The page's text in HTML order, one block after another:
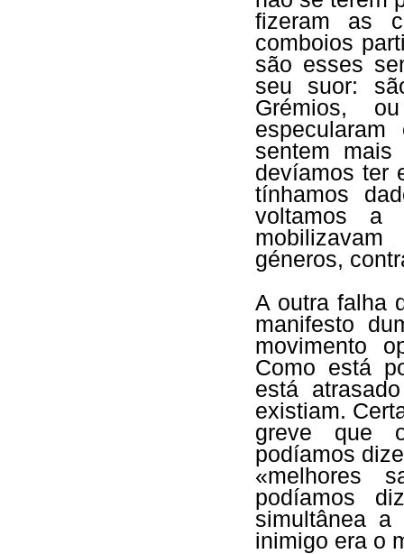
fizeram as
comboios
são esses
seu suor:
Grémios,
sentem
devíamos ter
tínhamos
voltamos a
géneros,
A outra falha
manifesto
movimento
Como está
está
existiam.
greve que
podíamos
«melhores
podíamos
simultânea
inimigo era o